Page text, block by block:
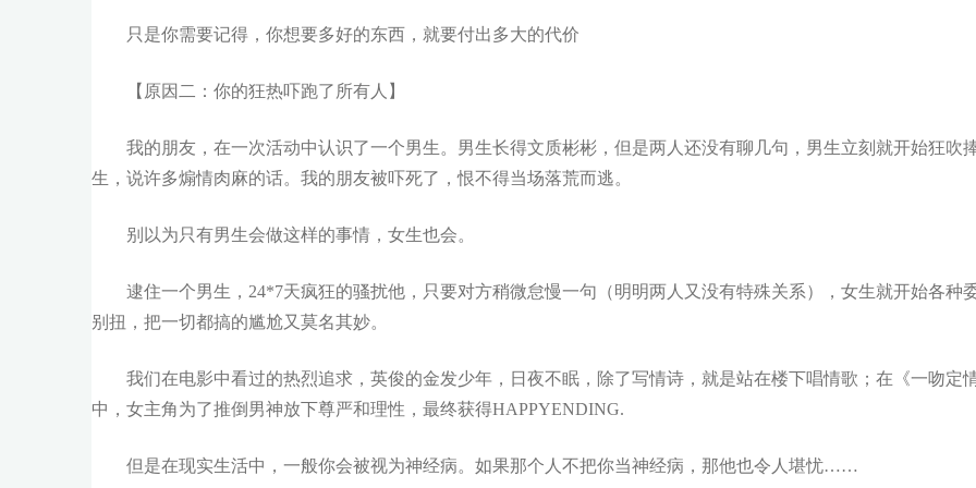
只是你需要记得，你想要多好的东西，就要付出多大的代价
【原因二：你的狂热吓跑了所有人】
我的朋友，在一次活动中认识了一个男生。男生长得文质彬彬，但是两人还没有聊几句，男生立刻就开始狂吹
生，说许多煽情肉麻的话。我的朋友被吓死了，恨不得当场落荒而逃。
别以为只有男生会做这样的事情，女生也会。
逮住一个男生，24*7天疯狂的骚扰他，只要对方稍微怠慢一句（明明两人又没有特殊关系），女生就开始各种
别扭，把一切都搞的尴尬又莫名其妙。
我们在电影中看过的热烈追求，英俊的金发少年，日夜不眠，除了写情诗，就是站在楼下唱情歌；在《一吻定情
中，女主角为了推倒男神放下尊严和理性，最终获得HAPPYENDING.
但是在现实生活中，一般你会被视为神经病。如果那个人不把你当神经病，那他也令人堪忧……